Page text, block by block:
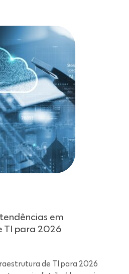
em
TI para 2026
de TI para 2026